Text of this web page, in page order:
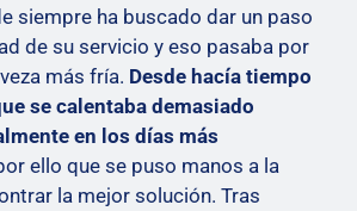
siempre ha buscado dar un paso
de su servicio y eso pasaba por
más fría. Desde hacía tiempo
se calentaba demasiado
en los días más
ello que se puso manos a la
la mejor solución. Tras